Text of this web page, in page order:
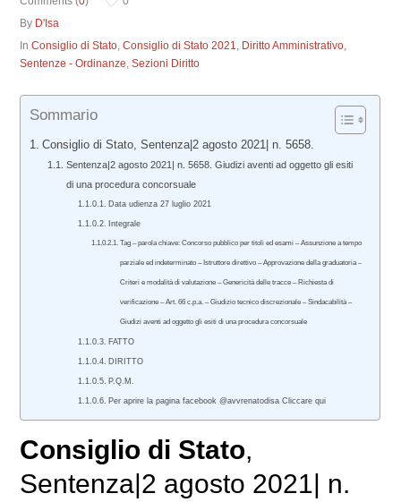
By D'Isa
InConsiglio di Stato,Consiglio di Stato 2021, Diritto Amministrativo,
Sentenze - Ordinanze,Sezioni Diritto
Sommario
Consiglio di Stato, Sentenza|2 agosto 2021| n. 5658.
Sentenza|2 agosto 2021| n. 5658. Giudizi aventi ad oggetto gli esiti
di una procedura concorsuale
Data udienza 27 luglio 2021
Integrale
Tag – parola chiave: Concorso pubblico per titoli ed esami – Assunzione a tempo
parziale ed indeterminato – Istruttore direttivo – Approvazione della graduatoria –
Criteri e modalità di valutazione – Genericità delle tracce – Richiesta di
verificazione – Art. 66 c.p.a. – Giudizio tecnico discrezionale – Sindacabilità –
Giudizi aventi ad oggetto gli esiti di una procedura concorsuale
FATTO
DIRITTO
P.Q.M.
Per aprire la pagina facebook @avvrenatodisa Cliccare qui
Consiglio di Stato,
Sentenza|2 agosto 2021| n.